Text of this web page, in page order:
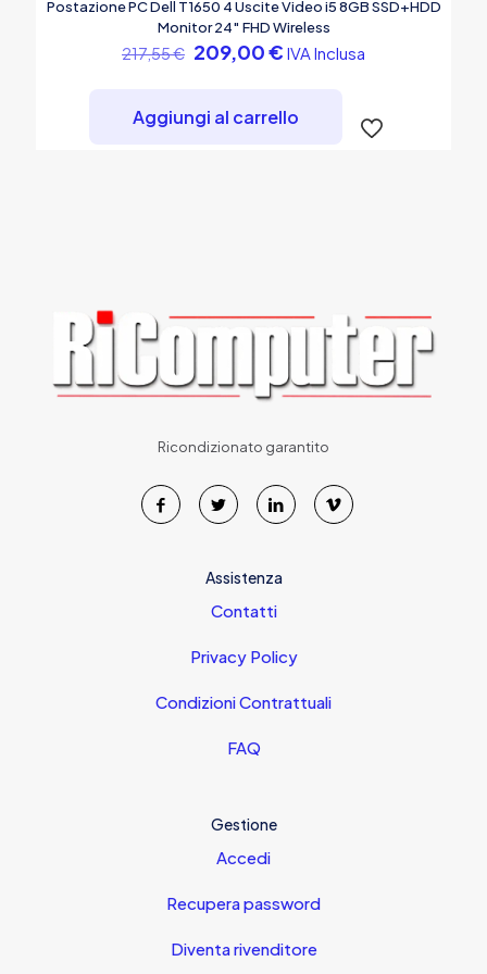
Postazione PC Dell T1650 4 Uscite Video i5 8GB SSD+HDD
Monitor 24″ FHD Wireless
217,55€ Il
prezzo
era:
217,55 €.
209,00€Il
è:
209,00 €.
IVA Inclusa
Aggiungi al carrello
Ricondizionato garantito
Assistenza
Contatti
Privacy Policy
Condizioni Contrattuali
FAQ
Gestione
Accedi
Recupera password
Diventa rivenditore